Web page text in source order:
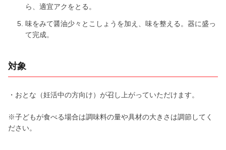
ら、適宜アクをとる。
味をみて醤油少々とこしょうを加え、味を整える。器に盛っ
て完成。
対象
・おとな（妊活中の方向け）が召し上がっていただけます。
※子どもが食べる場合は調味料の量や具材の大きさは調節してく
ださい。